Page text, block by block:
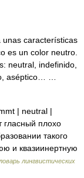
características
es un color neutro.
neutral, indefinido,
aséptico… …
| neutral |
плохо
такого
и квазиинертную
лингвистических